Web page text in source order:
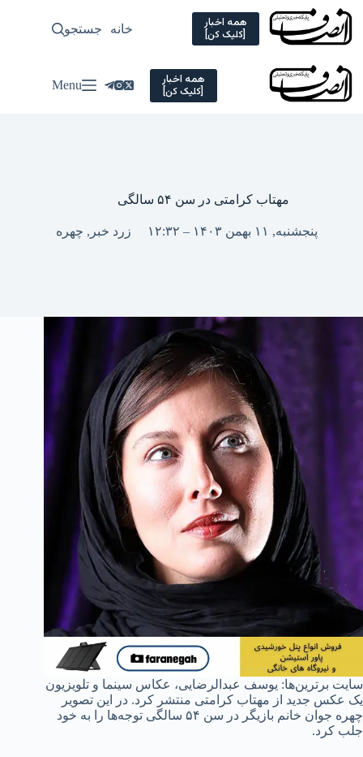
Skip
content
همه اخبار
[کلیک کن] خانه سیاسی
جستجو
همه اخبار
[کلیک کن] Menu
مهتاب کرامتی در سن ۵۴ سالگی
پنجشنبه, ۱۱ بهمن ۱۴۰۳ – ۱۲:۳۲ زرد خبر , چهره
سایت برترین‌ها: یوسف عبدالرضایی، عکاس سینما و تلویزیون
یک عکس جدید از مهتاب کرامتی منتشر کرد. در این تصویر
چهره جوان خانم بازیگر در سن ۵۴ سالگی توجه‌ها را به خود
جلب کرد.